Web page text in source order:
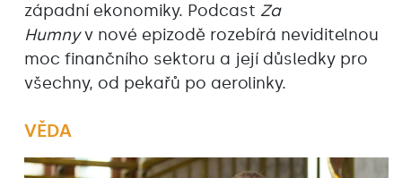
západní ekonomiky. Podcast Za
Humnyv nové epizodě rozebírá neviditelnou
moc finančního sektoru a její důsledky pro
všechny, od pekařů po aerolinky.
VĚDA